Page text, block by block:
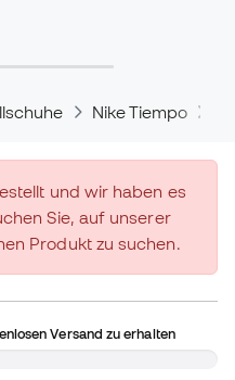
Nike Tiempo
und wir haben es
Sie, auf unserer
Produkt zu suchen.
Versand zu erhalten